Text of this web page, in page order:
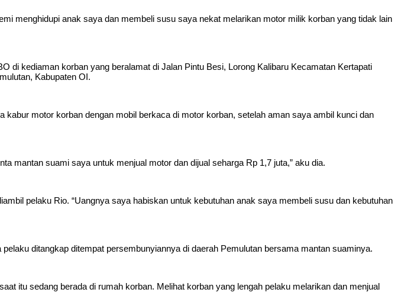
menghidupi anak saya dan membeli susu saya nekat melarikan motor milik korban yang tidak lain
di kediaman korban yang beralamat di Jalan Pintu Besi, Lorong Kalibaru Kecamatan Kertapati
Kabupaten OI.
motor korban dengan mobil berkaca di motor korban, setelah aman saya ambil kunci dan
mantan suami saya untuk menjual motor dan dijual seharga Rp 1,7 juta,” aku dia.
pelaku Rio. “Uangnya saya habiskan untuk kebutuhan anak saya membeli susu dan kebutuhan
ditangkap ditempat persembunyiannya di daerah Pemulutan bersama mantan suaminya.
itu sedang berada di rumah korban. Melihat korban yang lengah pelaku melarikan dan menjual